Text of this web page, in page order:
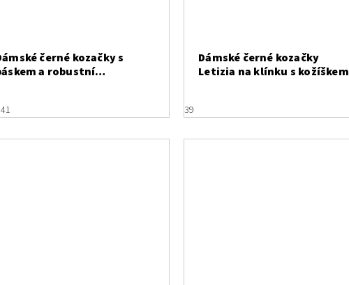
černé kozačky s
a robustní
41
Dámské černé kozačky
Letizia na klínku s kožíškem
39